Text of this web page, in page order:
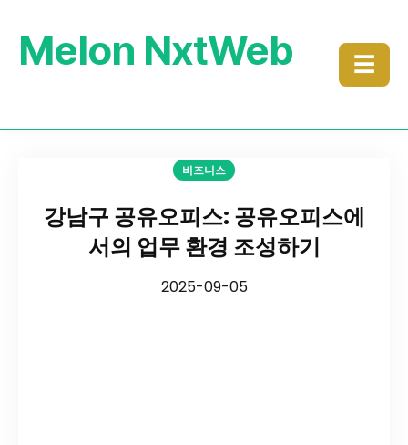
Melon NxtWeb ☰
비즈니스
강남구 공유오피스: 공유오피스에
서의 업무 환경 조성하기
2025-09-05